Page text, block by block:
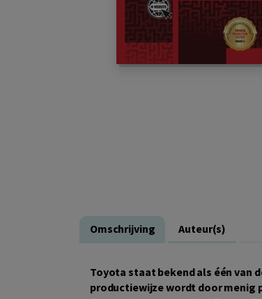
Omschrijving Auteur(s)
Toyota staat bekend als één van
productiewijze wordt door menig